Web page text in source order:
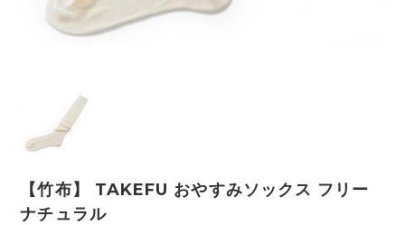
【竹布】 TAKEFU おやすみソックス フリー
ナチュラル